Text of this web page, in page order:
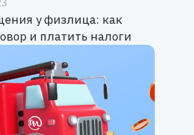
у физлица: как
и платить налоги